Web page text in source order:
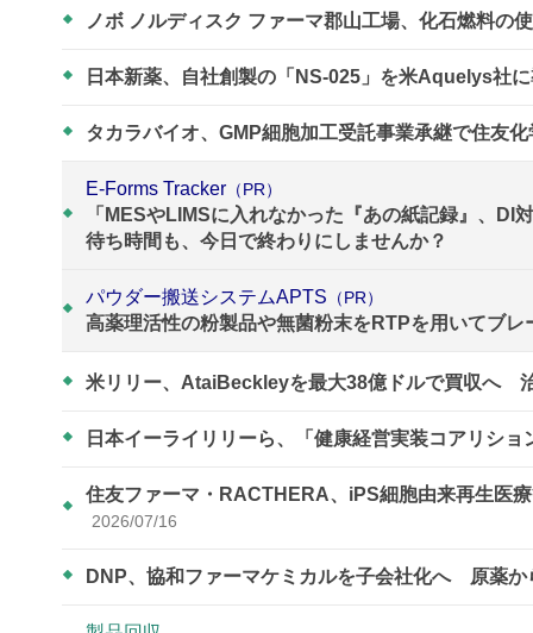
ノボ ノルディスク ファーマ郡山工場、化石燃料
日本新薬、自社創製の「NS-025」を米Aquelys社
タカラバイオ、GMP細胞加工受託事業承継で住友
E-Forms Tracker （PR）
「MESやLIMSに入れなかった『あの紙記録』、
待ち時間も、今日で終わりにしませんか？
パウダー搬送システムAPTS （PR）
高薬理活性の粉製品や無菌粉末をRTPを用いてブ
米リリー、AtaiBeckleyを最大38億ドルで買収へ
日本イーライリリーら、「健康経営実装コアリシ
住友ファーマ・RACTHERA、iPS細胞由来再生医
2026/07/16
DNP、協和ファーマケミカルを子会社化へ 原薬